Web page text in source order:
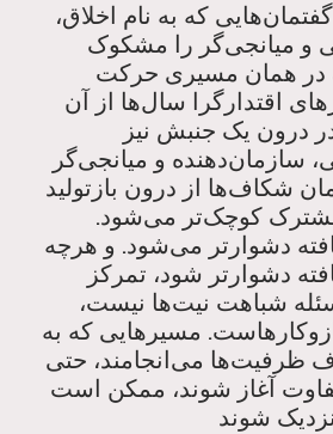
که به نام اخلاق،
و میانجی‌گر را مشکوک
در همان مسیری حرکت
اقتدارگرا سال‌ها از آن
درون یک جنبش نیز
سازمان‌دهنده و میانجی‌گر
شکاف‌ها از درون بازتولید
کوچک‌تر می‌شود.
دشوارتر می‌شود. و هرچه
دشوارتر شود، تمرکز
شباهت نیت‌ها نیست،
مسیرهایی که به
ظرفیت‌ها می‌انجامند، حتی
آغاز شوند، ممکن است